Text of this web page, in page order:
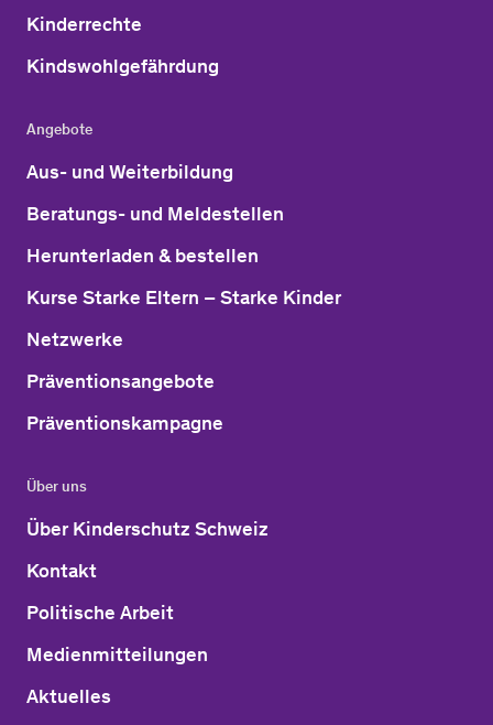
Kinderrechte
Kindswohlgefährdung
Angebote
Aus- und Weiterbildung
Beratungs- und Meldestellen
Herunterladen & bestellen
Kurse Starke Eltern – Starke Kinder
Netzwerke
Präventionsangebote
Präventionskampagne
Über uns
Über Kinderschutz Schweiz
Kontakt
Politische Arbeit
Medienmitteilungen
Aktuelles